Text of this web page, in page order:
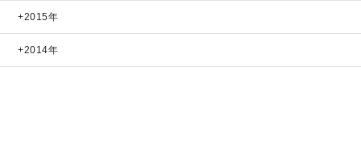
2015年
2014年